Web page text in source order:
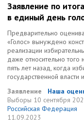
Заявление по
в единый день
Предварительно
«Голос» вынуждено
реализации
даже относительно
пять лет назад, когда
государственной власти
Заявление
Наша
Выборы 10 сентября
Российская Федерация
11.09.2023